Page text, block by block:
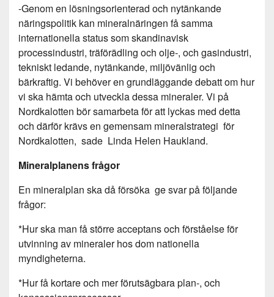
-Genom en lösningsorienterad och nytänkande
näringspolitik kan mineralnäringen få samma
internationella status som skandinavisk
processindustri, träförädling och olje-, och gasindustri,
tekniskt ledande, nytänkande, miljövänlig och
bärkraftig. Vi behöver en grundläggande debatt om hur
vi ska hämta och utveckla dessa mineraler. Vi på
Nordkalotten bör samarbeta för att lyckas med detta
och därför krävs en gemensam mineralstrategi för
Nordkalotten, sade Linda Helen Haukland.
Mineralplanens frågor
En mineralplan ska då försöka ge svar på följande
frågor:
*Hur ska man få större acceptans och förståelse för
utvinning av mineraler hos dom nationella
myndigheterna.
*Hur få kortare och mer förutsägbara plan-, och